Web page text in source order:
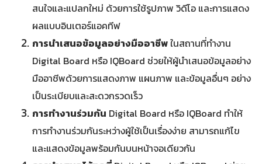
สนใจและแปลกใหม่ ด้วยการใช้รูปภาพ วิดีโอ และการแสดง
ผลแบบอินเตอร์แอคทีฟ
การนำเสนอข้อมูลอย่างมืออาชีพในสถานที่ทำงาน
Digital Board หรือ IQBoard ช่วยให้ผู้นำเสนอข้อมูลอย่าง
มืออาชีพด้วยการแสดงภาพ แผนภาพ และข้อมูลอื่นๆ อย่าง
เป็นระเบียบและสะดวกรวดเร็ว
การทำงานร่วมกัน Digital Board หรือ IQBoard ทำให้
การทำงานร่วมกันระหว่างผู้ใช้เป็นเรื่องง่าย สามารถแก้ไข
และแสดงข้อมูลพร้อมกันบนหน้าจอเดียวกัน